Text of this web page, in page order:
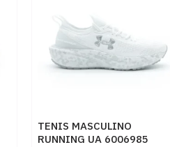
TENIS MASCULINO
RUNNING UA 6006985